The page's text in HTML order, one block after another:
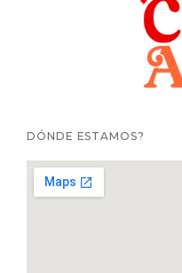
DÓNDE ESTAMOS?